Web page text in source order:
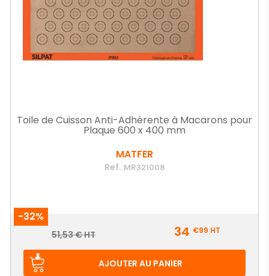
Toile de Cuisson Anti-Adhérente à Macarons pour
Plaque 600 x 400 mm
MATFER
Ref. MR321008
-32%
Prix
Prix
51,53 € HT 34 €99 HT
AJOUTER AU PANIER